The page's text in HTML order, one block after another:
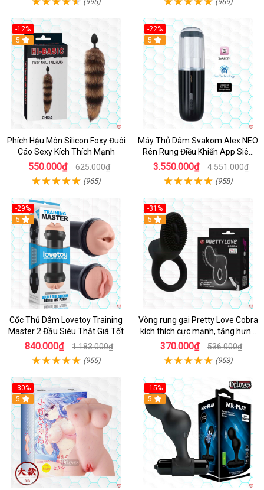
-12%
Hot
5
Phích Hậu Môn Silicon Foxy Đuôi
Cáo Sexy Kích Thích Mạnh
550.000₫ 625.000₫
(965)
-22%
5
Máy Thủ Dâm Svakom Alex NEO
Rên Rung Điều Khiển App Siêu
Phê
3.550.000₫ 4.551.000₫
(958)
-29%
Hot
5
Cốc Thủ Dâm Lovetoy Training
Master 2 Đầu Siêu Thật Giá Tốt
840.000₫ 1.183.000₫
(955)
-31%
5
Vòng rung gai Pretty Love Cobra
kích thích cực mạnh, tăng hưng
phấn
370.000₫ 536.000₫
(953)
-30%
Hot
5
-15%
Hot
5